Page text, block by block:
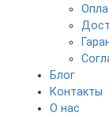
Блог
Контакты
О нас